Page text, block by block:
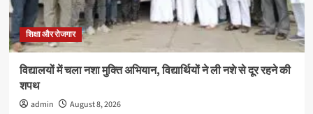
नन्हे
शिवभक्त
करेंगे
रुद्राभिषेक,
स्कूलों
बच्चों
शिक्षा और रोजगार
विद्यालयों में चला नशा मुक्ति अभियान, विद्यार्थियों ने ली नशे से दूर रहने की
शपथ
admin
August 8, 2026